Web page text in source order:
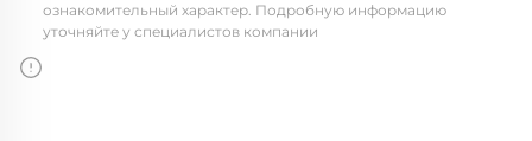
ознакомительный характер. Подробную информацию
уточняйте у специалистов компании